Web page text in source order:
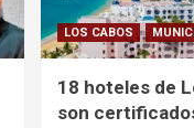
LOS CABOS
18 hoteles de
son